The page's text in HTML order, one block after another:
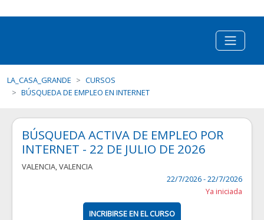
LA_CASA_GRANDE
CURSOS
BÚSQUEDA DE EMPLEO EN INTERNET
BÚSQUEDA ACTIVA DE EMPLEO POR
INTERNET - 22 DE JULIO DE 2026
VALENCIA,VALENCIA
22/7/2026 - 22/7/2026
Ya iniciada
INCRIBIRSE EN EL CURSO